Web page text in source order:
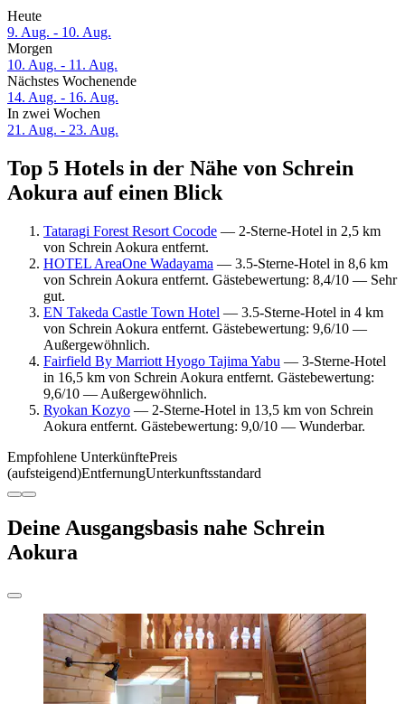
Heute
9. Aug. - 10. Aug.
Morgen
10. Aug. - 11. Aug.
Nächstes Wochenende
14. Aug. - 16. Aug.
In zwei Wochen
21. Aug. - 23. Aug.
Top 5 Hotels in der Nähe von Schrein
Aokura auf einen Blick
Tataragi Forest Resort Cocode — 2-Sterne-Hotel in 2,5 km
von Schrein Aokura entfernt.
HOTEL AreaOne Wadayama — 3.5-Sterne-Hotel in 8,6 km
von Schrein Aokura entfernt. Gästebewertung: 8,4/10 — Sehr
gut.
EN Takeda Castle Town Hotel — 3.5-Sterne-Hotel in 4 km
von Schrein Aokura entfernt. Gästebewertung: 9,6/10 —
Außergewöhnlich.
Fairfield By Marriott Hyogo Tajima Yabu — 3-Sterne-Hotel
in 16,5 km von Schrein Aokura entfernt. Gästebewertung:
9,6/10 — Außergewöhnlich.
Ryokan Kozyo — 2-Sterne-Hotel in 13,5 km von Schrein
Aokura entfernt. Gästebewertung: 9,0/10 — Wunderbar.
Empfohlene UnterkünftePreis
(aufsteigend)EntfernungUnterkunftsstandard
Deine Ausgangsbasis nahe Schrein
Aokura